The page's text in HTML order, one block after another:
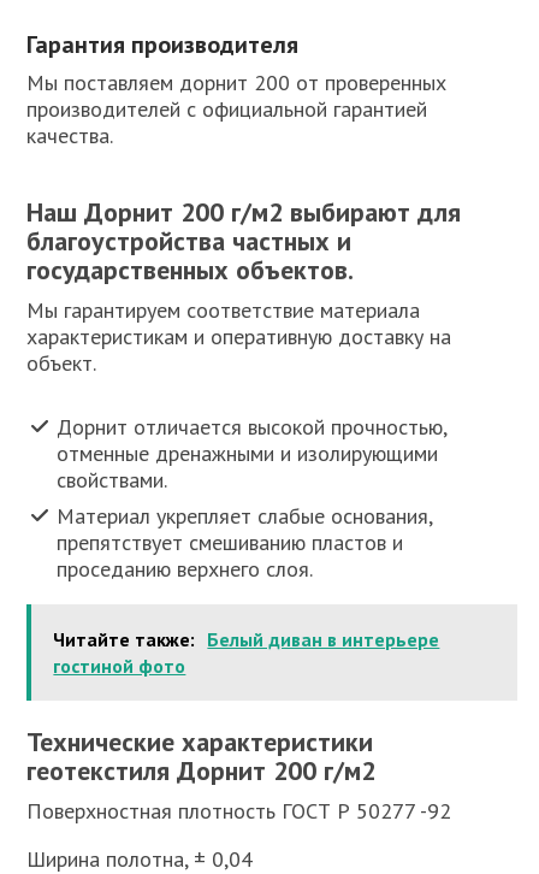
Гарантия производителя
Мы поставляем дорнит 200 от проверенных
производителей с официальной гарантией
качества.
Наш Дорнит 200 г/м2 выбирают для
благоустройства частных и
государственных объектов.
Мы гарантируем соответствие материала
характеристикам и оперативную доставку на
объект.
Дорнит отличается высокой прочностью,
отменные дренажными и изолирующими
свойствами.
Материал укрепляет слабые основания,
препятствует смешиванию пластов и
проседанию верхнего слоя.
Читайте также: Белый диван в интерьере
гостиной фото
Технические характеристики
геотекстиля Дорнит 200 г/м2
Поверхностная плотность ГОСТ Р 50277 -92
Ширина полотна, ± 0,04